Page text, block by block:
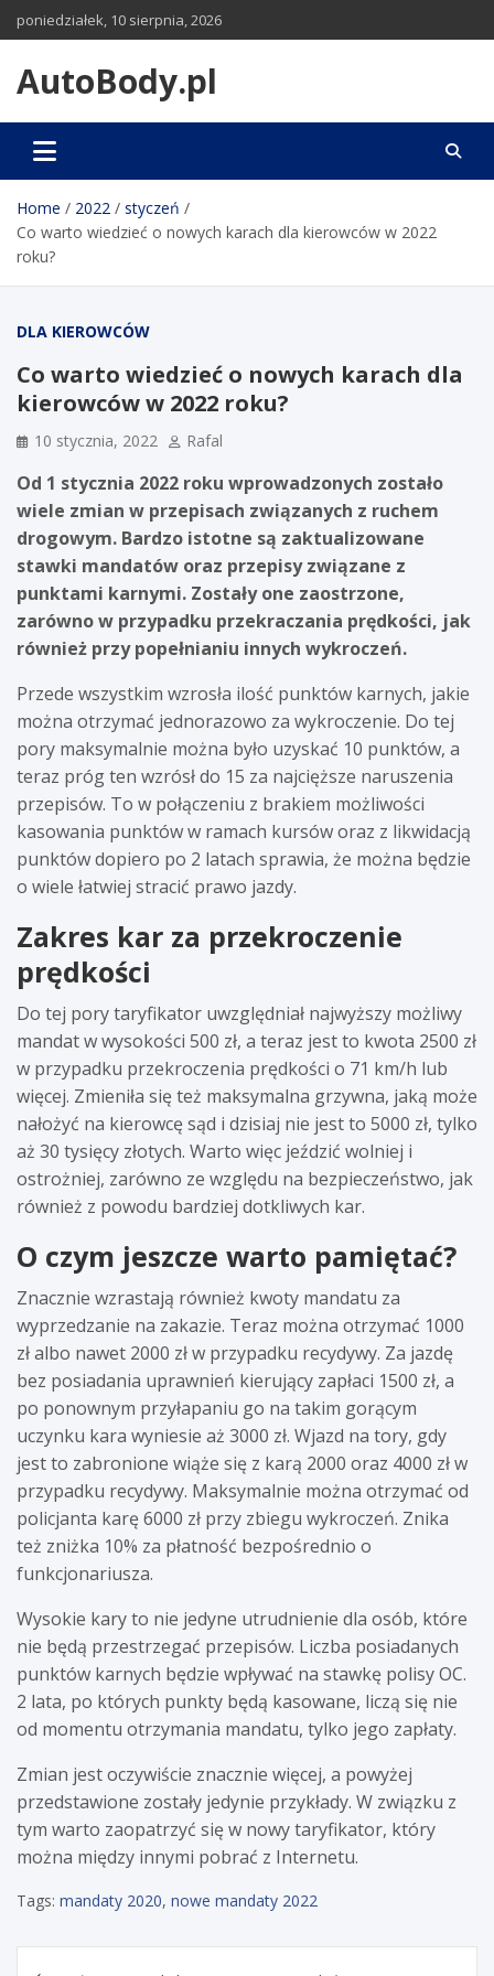
to
poniedziałek, 10 sierpnia, 2026
AutoBody.pl
Home 2022
styczeń
Co warto wiedzieć o nowych karach dla kierowców w 2022
roku?
DLA KIEROWCÓW
Co warto wiedzieć o nowych karach dla
kierowców w 2022 roku?
10 stycznia, 2022 Rafal
Od 1 stycznia 2022 roku wprowadzonych zostało
wiele zmian w przepisach związanych z ruchem
drogowym. Bardzo istotne są zaktualizowane
stawki mandatów oraz przepisy związane z
punktami karnymi. Zostały one zaostrzone,
zarówno w przypadku przekraczania prędkości, jak
również przy popełnianiu innych wykroczeń.
Przede wszystkim wzrosła ilość punktów karnych, jakie
można otrzymać jednorazowo za wykroczenie. Do tej
pory maksymalnie można było uzyskać 10 punktów, a
teraz próg ten wzrósł do 15 za najcięższe naruszenia
przepisów. To w połączeniu z brakiem możliwości
kasowania punktów w ramach kursów oraz z likwidacją
punktów dopiero po 2 latach sprawia, że można będzie
o wiele łatwiej stracić prawo jazdy.
Zakres kar za przekroczenie
prędkości
Do tej pory taryfikator uwzględniał najwyższy możliwy
mandat w wysokości 500 zł, a teraz jest to kwota 2500 zł
w przypadku przekroczenia prędkości o 71 km/h lub
więcej. Zmieniła się też maksymalna grzywna, jaką może
nałożyć na kierowcę sąd i dzisiaj nie jest to 5000 zł, tylko
aż 30 tysięcy złotych. Warto więc jeździć wolniej i
ostrożniej, zarówno ze względu na bezpieczeństwo, jak
również z powodu bardziej dotkliwych kar.
O czym jeszcze warto pamiętać?
Znacznie wzrastają również kwoty mandatu za
wyprzedzanie na zakazie. Teraz można otrzymać 1000
zł albo nawet 2000 zł w przypadku recydywy. Za jazdę
bez posiadania uprawnień kierujący zapłaci 1500 zł, a
po ponownym przyłapaniu go na takim gorącym
uczynku kara wyniesie aż 3000 zł. Wjazd na tory, gdy
jest to zabronione wiąże się z karą 2000 oraz 4000 zł w
przypadku recydywy. Maksymalnie można otrzymać od
policjanta karę 6000 zł przy zbiegu wykroczeń. Znika
też zniżka 10% za płatność bezpośrednio o
funkcjonariusza.
Wysokie kary to nie jedyne utrudnienie dla osób, które
nie będą przestrzegać przepisów. Liczba posiadanych
punktów karnych będzie wpływać na stawkę polisy OC.
2 lata, po których punkty będą kasowane, liczą się nie
od momentu otrzymania mandatu, tylko jego zapłaty.
Zmian jest oczywiście znacznie więcej, a powyżej
przedstawione zostały jedynie przykłady. W związku z
tym warto zaopatrzyć się w nowy taryfikator, który
można między innymi pobrać z Internetu.
Tags: mandaty 2020, nowe mandaty 2022